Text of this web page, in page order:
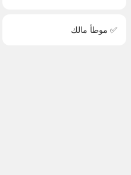
✅ موطأ مالك